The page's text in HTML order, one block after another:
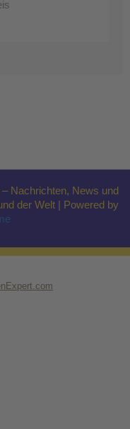
Nachrichten, News und
der Welt | Powered by